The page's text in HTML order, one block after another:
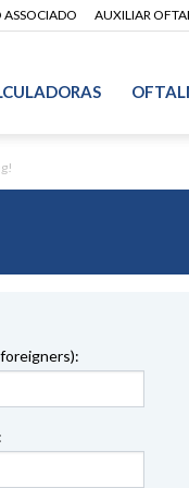
ASSOCIADO AUXILIAR